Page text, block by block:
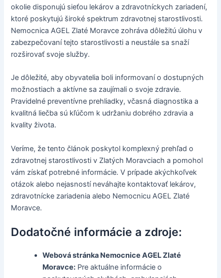
okolie disponujú sieťou lekárov a zdravotníckych zariadení,
ktoré poskytujú široké spektrum zdravotnej starostlivosti.
Nemocnica AGEL Zlaté Moravce zohráva dôležitú úlohu v
zabezpečovaní tejto starostlivosti a neustále sa snaží
rozširovať svoje služby.
Je dôležité, aby obyvatelia boli informovaní o dostupných
možnostiach a aktívne sa zaujímali o svoje zdravie.
Pravidelné preventívne prehliadky, včasná diagnostika a
kvalitná liečba sú kľúčom k udržaniu dobrého zdravia a
kvality života.
Veríme, že tento článok poskytol komplexný prehľad o
zdravotnej starostlivosti v Zlatých Moravciach a pomohol
vám získať potrebné informácie. V prípade akýchkoľvek
otázok alebo nejasností neváhajte kontaktovať lekárov,
zdravotnícke zariadenia alebo Nemocnicu AGEL Zlaté
Moravce.
Dodatočné informácie a zdroje:
Webová stránka Nemocnice AGEL Zlaté
Moravce: Pre aktuálne informácie o